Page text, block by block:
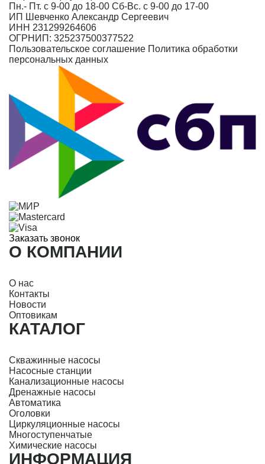
Пн.- Пт. с 9-00 до 18-00 Сб-Вс. с 9-00 до 17-00
ИП Шевченко Александр Сергеевич
ИНН 231299264606
ОГРНИП: 325237500377522
Пользовательское соглашение Политика обработки
персональных данных
Заказать звонок
О КОМПАНИИ
О нас
Контакты
Новости
Оптовикам
КАТАЛОГ
Скважинные насосы
Насосные станции
Канализационные насосы
Дренажные насосы
Автоматика
Оголовки
Циркуляционные насосы
Многоступенчатые
Химические насосы
ИНФОРМАЦИЯ